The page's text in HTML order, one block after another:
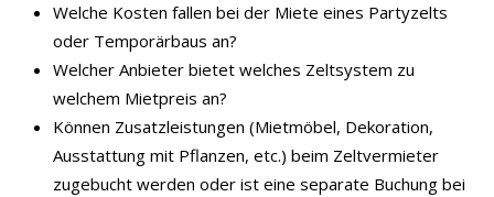
Welche Kosten fallen bei der Miete eines Partyzelts
oder Temporärbaus an?
Welcher Anbieter bietet welches Zeltsystem zu
welchem Mietpreis an?
Können Zusatzleistungen (Mietmöbel, Dekoration,
Ausstattung mit Pflanzen, etc.) beim Zeltvermieter
zugebucht werden oder ist eine separate Buchung bei